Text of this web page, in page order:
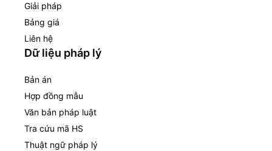
Giải pháp
Bảng giá
Liên hệ
Dữ liệu pháp lý
Bản án
Hợp đồng mẫu
Văn bản pháp luật
Tra cứu mã HS
Thuật ngữ pháp lý